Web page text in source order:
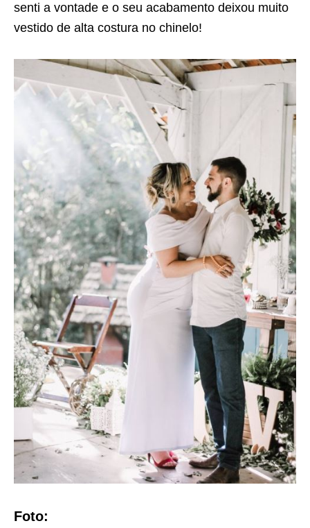
senti a vontade e o seu acabamento deixou muito
vestido de alta costura no chinelo!
Foto: